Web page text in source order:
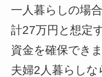
一人暮らしの場
計27万円と想定
資金を確保できま
夫婦2人暮らし